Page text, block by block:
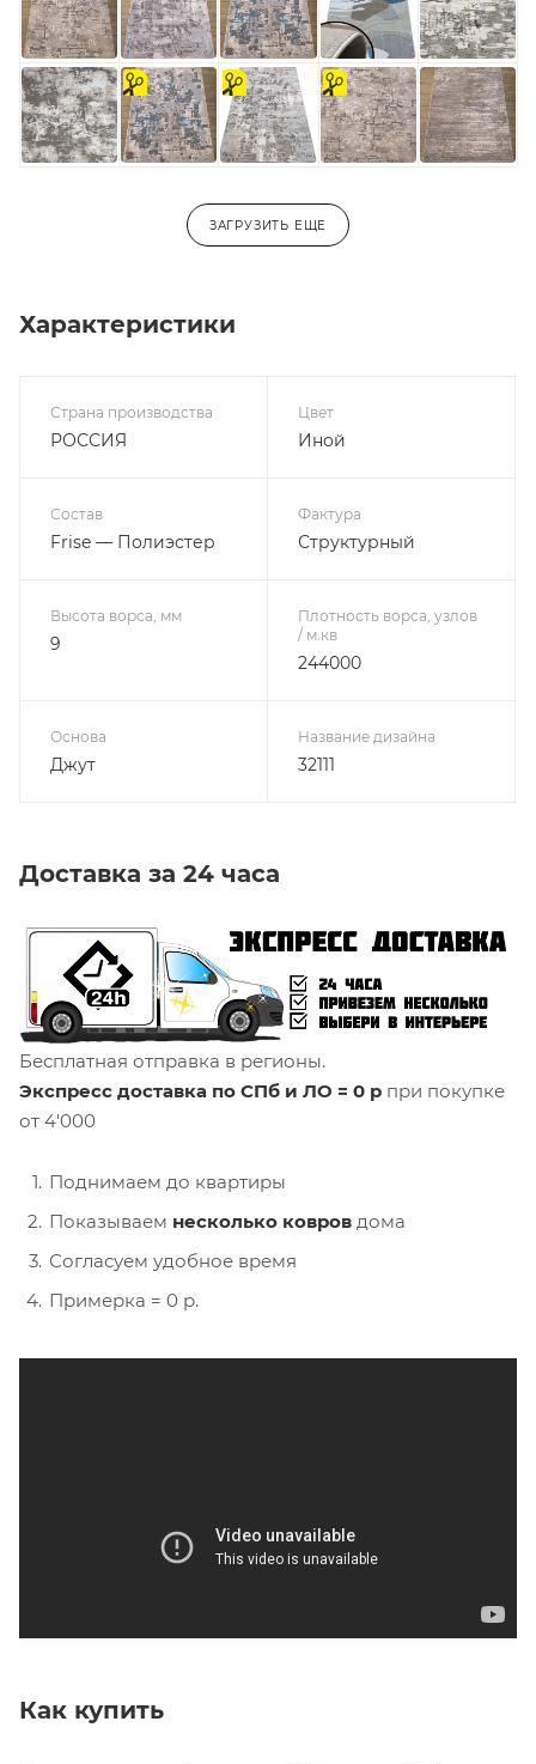
на
отрез
На
отрез
на
отрез
ЗАГРУЗИТЬ ЕЩЕ
Характеристики
Страна производства
РОССИЯ
Цвет
Иной
Состав
Frise — Полиэстер
Фактура
Структурный
Высота ворса, мм
9
Плотность ворса, узлов
/ м.кв
244000
Основа
Джут
Название дизайна
32111
Доставка за 24 часа
Бесплатная отправка в регионы.
Экспресс доставка по СПб и ЛО = 0 р при покупке
от 4'000
Поднимаем до квартиры
Показываем несколько ковров дома
Согласуем удобное время
Примерка = 0 р.
Как купить